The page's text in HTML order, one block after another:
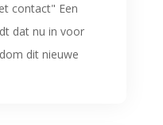
contact" Een
dat nu in voor
dit nieuwe